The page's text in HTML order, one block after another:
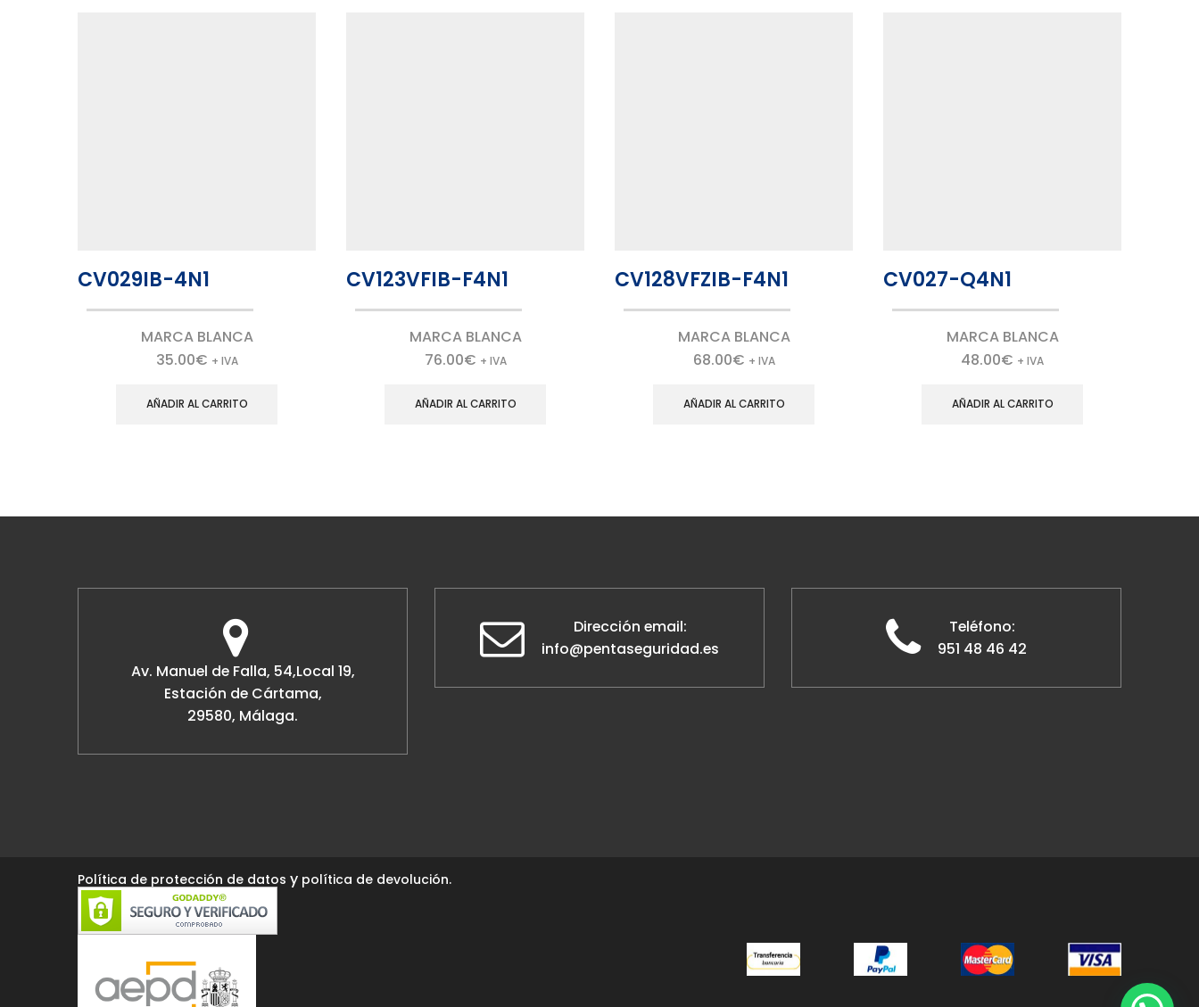
CV029IB-4N1
MARCA BLANCA
35.00€ + IVA
AÑADIR AL CARRITO
CV123VFIB-F4N1
MARCA BLANCA
76.00€ + IVA
AÑADIR AL CARRITO
CV128VFZIB-F4N1
MARCA BLANCA
68.00€ + IVA
AÑADIR AL CARRITO
CV027-Q4N1
MARCA BLANCA
48.00€ + IVA
AÑADIR AL CARRITO
Av. Manuel de Falla, 54,Local 19,
Estación de Cártama,
29580, Málaga.
Dirección email:
info@pentaseguridad.es
Teléfono:
951 48 46 42
Política de protección de datos y política de devolución.